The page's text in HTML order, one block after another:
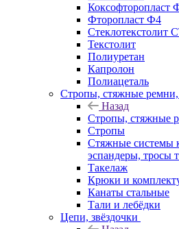
Коксофторопласт
Фторопласт Ф4
Стеклотекстолит
Текстолит
Полиуретан
Капролон
Полиацеталь
Стропы, стяжные ремни,
Назад
Стропы, стяжные
Стропы
Стяжные системы
эспандеры, тросы
Такелаж
Крюки и
Канаты стальные
Тали и лебёдки
Цепи, звёздочки